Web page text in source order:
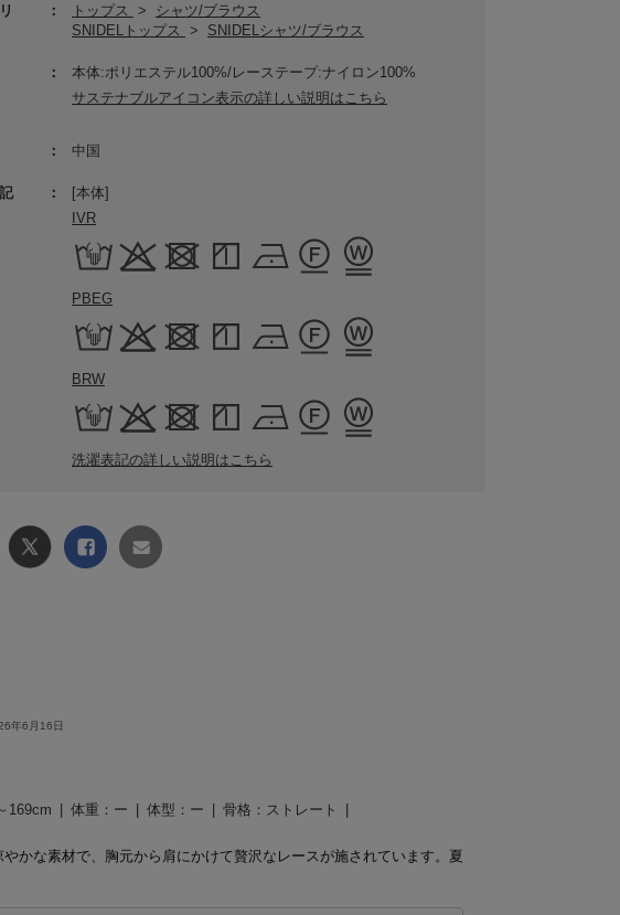
トップス >
シャツ/ブラウス
SNIDELトップス
> SNIDELシャツ/ブラウス
本体:ポリエステル100%/レーステープ:ナイロン100%
サステナブルアイコン表示の詳しい説明はこちら
中国
[本体]
IVR
PBEG
BRW
洗濯表記の詳しい説明はこちら
年6月16日
169cm 体重： ー 体型： ー 骨格： ストレート
かな素材で、胸元から肩にかけて贅沢なレースが施されています。夏